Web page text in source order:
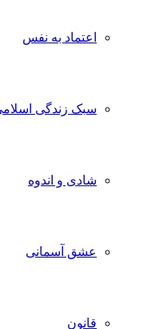
اعتماد به نفس
سبک زندگی اسلامی
شادی و اندوه
عشق آسمانی